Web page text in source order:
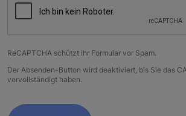
ReCAPTCHA schützt ihr Formular vor Spam.
Der Absenden-Button wird deaktiviert, bis Sie das
vervollständigt haben.